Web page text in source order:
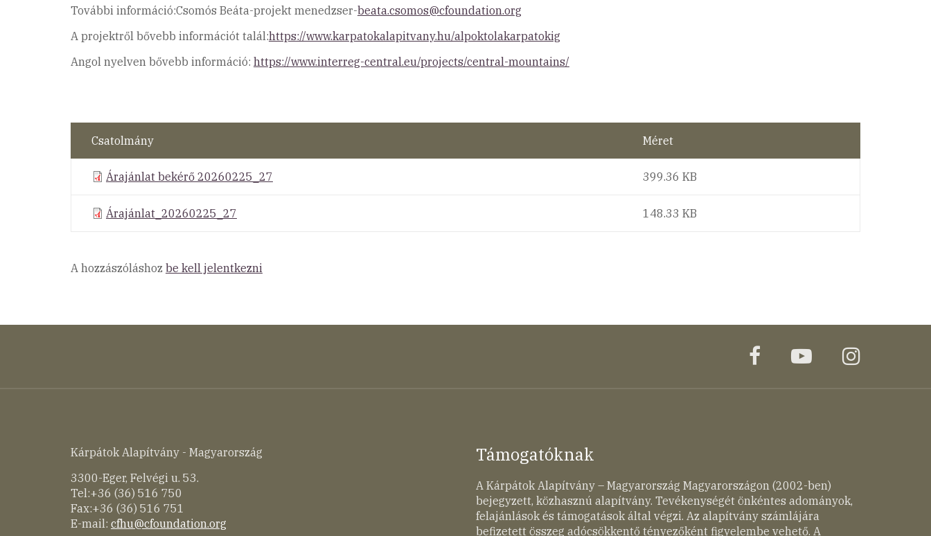
További információ:Csomós Beáta-projekt menedzser-beata.csomos@cfoundation.org
A projektről bővebb információt talál:https://www.karpatokalapitvany.hu/alpoktolakarpatokig
Angol nyelven bővebb információ: https://www.interreg-central.eu/projects/central-mountains/
Csatolmány Méret
Árajánlat bekérő 20260225_27 399.36 KB
Árajánlat_20260225_27 148.33 KB
A hozzászóláshoz be kell jelentkezni
facebookyoutube
Kárpátok Alapítvány - Magyarország
3300-Eger, Felvégi u. 53.
Tel:+36 (36) 516 750
Fax:+36 (36) 516 751
E-mail: cfhu@cfoundation.org
Támogatóknak
A Kárpátok Alapítvány – Magyarország Magyarországon (2002-ben)
bejegyzett, közhasznú alapítvány. Tevékenységét önkéntes adományok,
felajánlások és támogatások által végzi. Az alapítvány számlájára
befizetett összeg adócsökkentő tényezőként figyelembe vehető. A